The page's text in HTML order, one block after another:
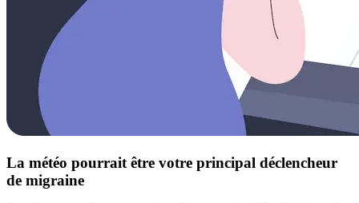
La météo pourrait être votre principal déclencheur
de migraine